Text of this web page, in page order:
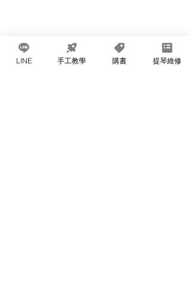
#手工製琴 #林殿威 #林殿崴
LINE 手工教學 購書 提琴維修